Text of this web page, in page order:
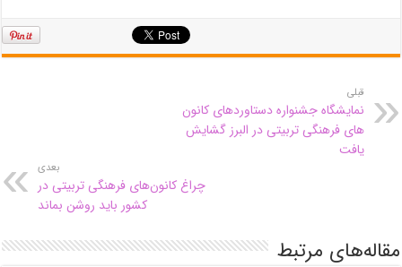
قبلی
نمایشگاه جشنواره دستاوردهای کانون
های فرهنگی تربیتی در البرز گشایش
یافت
بعدی
چراغ کانون‌های فرهنگی تربیتی در
کشور باید روشن بماند
مقاله‌های مرتبط